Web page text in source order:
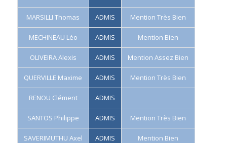
MARSILLI Thomas ADMIS Mention Très Bien
MECHINEAU Léo ADMIS Mention Bien
OLIVEIRA Alexis ADMIS Mention Assez Bien
QUERVILLE Maxime ADMIS Mention Très Bien
RENOU Clément ADMIS
SANTOS Philippe ADMIS Mention Très Bien
SAVERIMUTHU Axel ADMIS Mention Bien